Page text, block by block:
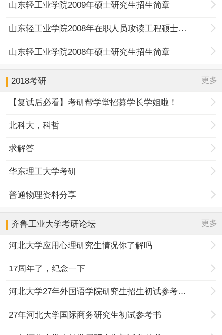
山东轻工业学院2009年硕士研究生招生简章
山东轻工业学院2008年在职人员攻读工程硕士专业学位招生简章
山东轻工业学院2008年硕士研究生招生简章
2018考研 更多
【复试后必看】考研帮学堂招募学长学姐啦！
北科大，科哲
求解答
华东理工大学考研
普通物理资料分享
齐鲁工业大学考研论坛 更多
河北大学应用心理研究生情况你了解吗
17周年了，纪念一下
河北大学27年外国语学院研究生招生初试参考书目调整
27年河北大学国际商务研究生初试参考书